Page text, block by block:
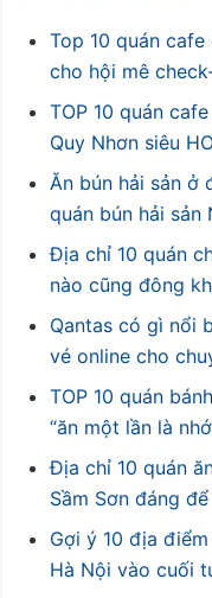
Top 10 quán
cho hội mê
TOP 10 quán
Quy Nhơn siêu
Ăn bún hải sản ở
quán bún hải sản
Địa chỉ 10 quán
nào cũng đông
Qantas có gì nổi
vé online cho
TOP 10 quán
“ăn một lần là
Địa chỉ 10 quán
Sầm Sơn đáng
Gợi ý 10 địa
Hà Nội vào cuối